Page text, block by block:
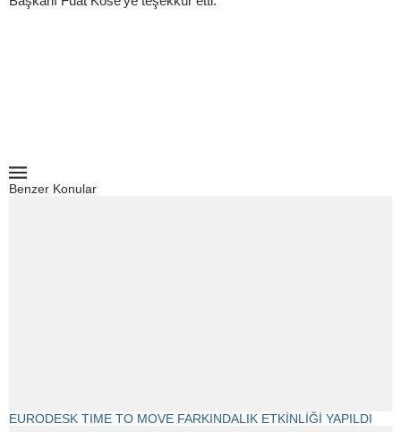
Benzer Konular
EURODESK TIME TO MOVE FARKINDALIK ETKİNLİĞİ YAPILDI